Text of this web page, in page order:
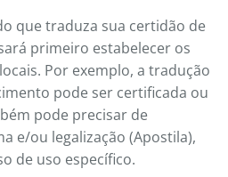
que traduza sua certidão de
primeiro estabelecer os
Por exemplo, a tradução
pode ser certificada ou
pode precisar de
e/ou legalização (Apostila),
de uso específico.